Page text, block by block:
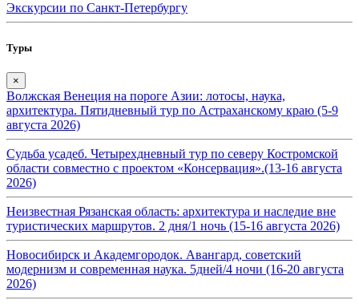
Экскурсии по Санкт-Петербургу
Туры
×
Волжская Венеция на пороге Азии: лотосы, наука,
архитектура. Пятидневный тур по Астраханскому краю (5-9
августа 2026)
Судьба усадеб. Четырехдневный тур по северу Костромской
области совместно с проектом «Консервация».(13-16 августа
2026)
Неизвестная Рязанская область: архитектура и наследие вне
туристических маршрутов. 2 дня/1 ночь (15-16 августа 2026)
Новосибирск и Академгородок. Авангард, советский
модернизм и современная наука. 5дней/4 ночи (16-20 августа
2026)